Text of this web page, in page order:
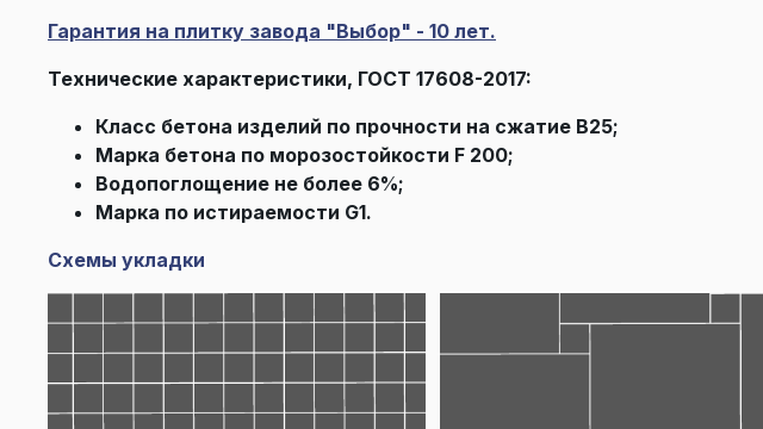
Гарантия на плитку завода "Выбор" - 10 лет.
Технические характеристики, ГОСТ 17608-2017:
Класс бетона изделий по прочности на сжатие В25;
Марка бетона по морозостойкости F 200;
Водопоглощение не более 6%;
Марка по истираемости G1.
Схемы укладки